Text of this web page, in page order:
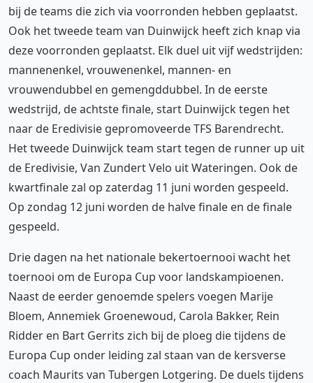
bij de teams die zich via voorronden hebben geplaatst.
Ook het tweede team van Duinwijck heeft zich knap via
deze voorronden geplaatst. Elk duel uit vijf wedstrijden:
mannenenkel, vrouwenenkel, mannen- en
vrouwendubbel en gemengddubbel. In de eerste
wedstrijd, de achtste finale, start Duinwijck tegen het
naar de Eredivisie gepromoveerde TFS Barendrecht.
Het tweede Duinwijck team start tegen de runner up uit
de Eredivisie, Van Zundert Velo uit Wateringen. Ook de
kwartfinale zal op zaterdag 11 juni worden gespeeld.
Op zondag 12 juni worden de halve finale en de finale
gespeeld.
Drie dagen na het nationale bekertoernooi wacht het
toernooi om de Europa Cup voor landskampioenen.
Naast de eerder genoemde spelers voegen Marije
Bloem, Annemiek Groenewoud, Carola Bakker, Rein
Ridder en Bart Gerrits zich bij de ploeg die tijdens de
Europa Cup onder leiding zal staan van de kersverse
coach Maurits van Tubergen Lotgering. De duels tijdens